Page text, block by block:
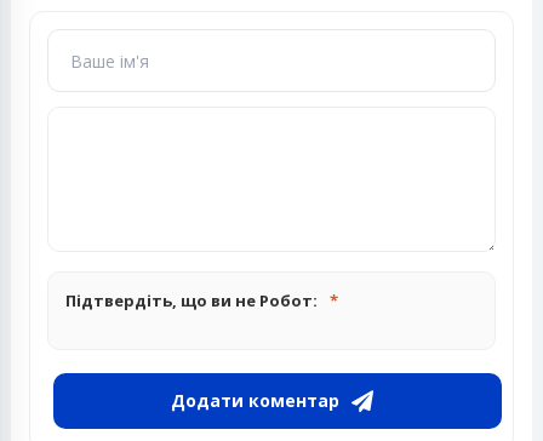
Підтвердіть, що ви не Робот:
Додати коментар